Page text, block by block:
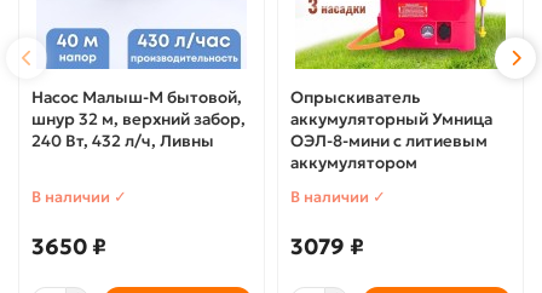
Насос Малыш-М бытовой,
шнур 32 м, верхний забор,
240 Вт, 432 л/ч, Ливны
В наличии ✓
3650 ₽
Опрыскиватель
аккумуляторный Умница
ОЭЛ-8-мини с литиевым
аккумулятором
В наличии ✓
3079 ₽